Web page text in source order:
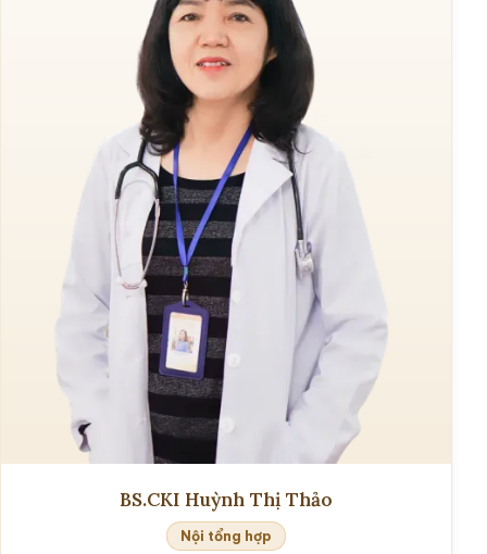
BS.CKI Huỳnh Thị Thảo
Nội tổng hợp